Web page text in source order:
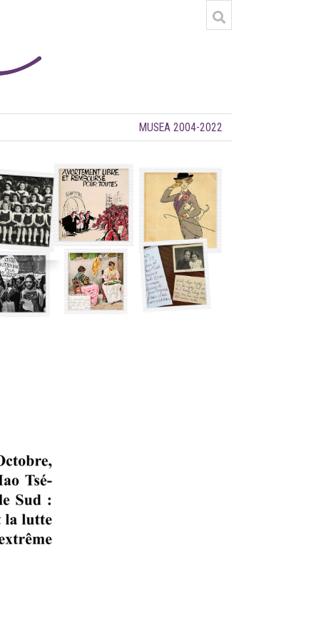
MUSEA 2004-2022